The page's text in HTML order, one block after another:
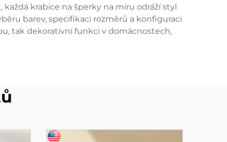
krabice na šperky na míru odráží styl
barev, specifikaci rozměrů a konfiguraci
tak dekorativní funkci v domácnostech,